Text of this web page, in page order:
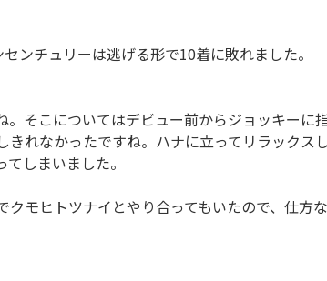
センチュリーは逃げる形で10着に敗れました。
。そこについてはデビュー前からジョッキーに
きれなかったですね。ハナに立ってリラックス
しまいました。
クモヒトツナイとやり合ってもいたので、仕方